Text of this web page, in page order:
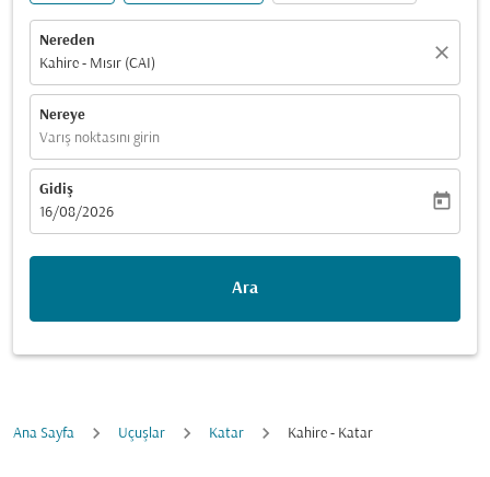
Nereden
Kahire - Mısır (CAI)
close
Nereye
Varış noktasını girin
Gidiş
fc-booking-departure-date-aria-label
16/08/2026
today
Ara
Ana Sayfa Uçuşlar Katar Kahire - Katar